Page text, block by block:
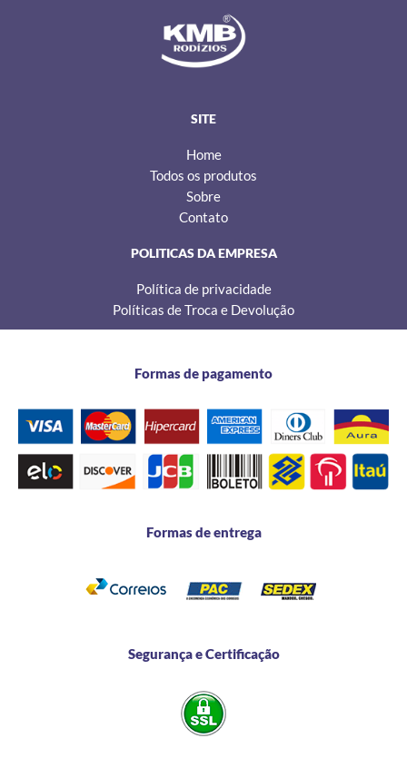
g
e
b
o
o
SITE
Home
Todos os produtos
Sobre
Contato
POLITICAS DA EMPRESA
Política de privacidade
Políticas de Troca e Devolução
Formas de pagamento
Formas de entrega
Segurança e Certificação